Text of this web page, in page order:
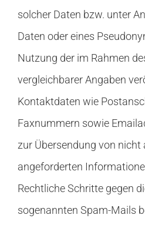
solcher Daten bzw. unter
Daten oder eines
Nutzung der im Rahmen
vergleichbarer Angaben
Kontaktdaten wie
Faxnummern sowie
zur Übersendung von nicht
angeforderten
Rechtliche Schritte gegen
sogenannten Spam-Mails